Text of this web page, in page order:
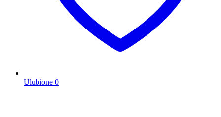
Ulubione 0